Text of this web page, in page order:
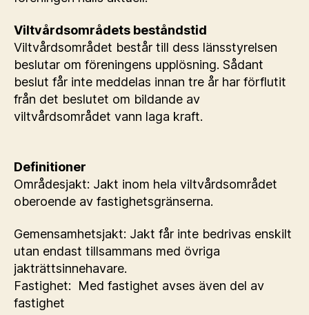
Viltvårdsområdets beståndstid
Viltvårdsområdet består till dess länsstyrelsen
beslutar om föreningens upplösning. Sådant
beslut får inte meddelas innan tre år har förflutit
från det beslutet om bildande av
viltvårdsområdet vann laga kraft.
Definitioner
Områdesjakt: Jakt inom hela viltvårdsområdet
oberoende av fastighetsgränserna.
Gemensamhetsjakt: Jakt får inte bedrivas enskilt
utan endast tillsammans med övriga
jakträttsinnehavare.
Fastighet: Med fastighet avses även del av
fastighet